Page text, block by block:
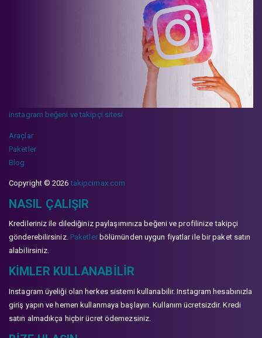
instagram beğeni ve takipçi sitesi
Araçlar
Paketler
Blog
Copyright © 2026takipcimax.com
NASIL ÇALIŞIR
Kredileriniz ile dilediğiniz paylaşımınıza beğeni ve profilinize takipçi
gönderebilirsiniz. Paketlerbölümünden uygun fiyatlar ile bir paket satın
alabilirsiniz.
KIMLER KULLANABILIR
Instagram üyeliği olan herkes sistemi kullanabilir. Instagram hesabınızla
giriş yapın ve hemen kullanmaya başlayın. Kullanım ücretsizdir. Kredi
satın almadıkça hiçbir ücret ödemezsiniz.